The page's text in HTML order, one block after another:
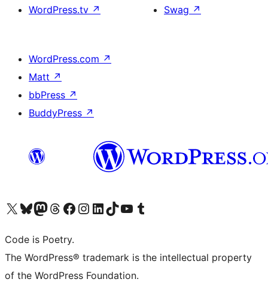
WordPress.tv ↗
Swag ↗
WordPress.com ↗
Matt ↗
bbPress ↗
BuddyPress ↗
Visita il nostro account X (ex Twitter)
Visita il nostro account Bluesky
Visita il nostro account Mastodon
Visita il nostro account Threads
Visita la nostra pagina Facebook
Visita il nostro account Instagram
Visita il nostro account LinkedIn
Visita il nostro account TikTok
Visita il nostro canale YouTube
Visita il nostro account Tumblr
Code is Poetry.
The WordPress® trademark is the intellectual property
of the WordPress Foundation.